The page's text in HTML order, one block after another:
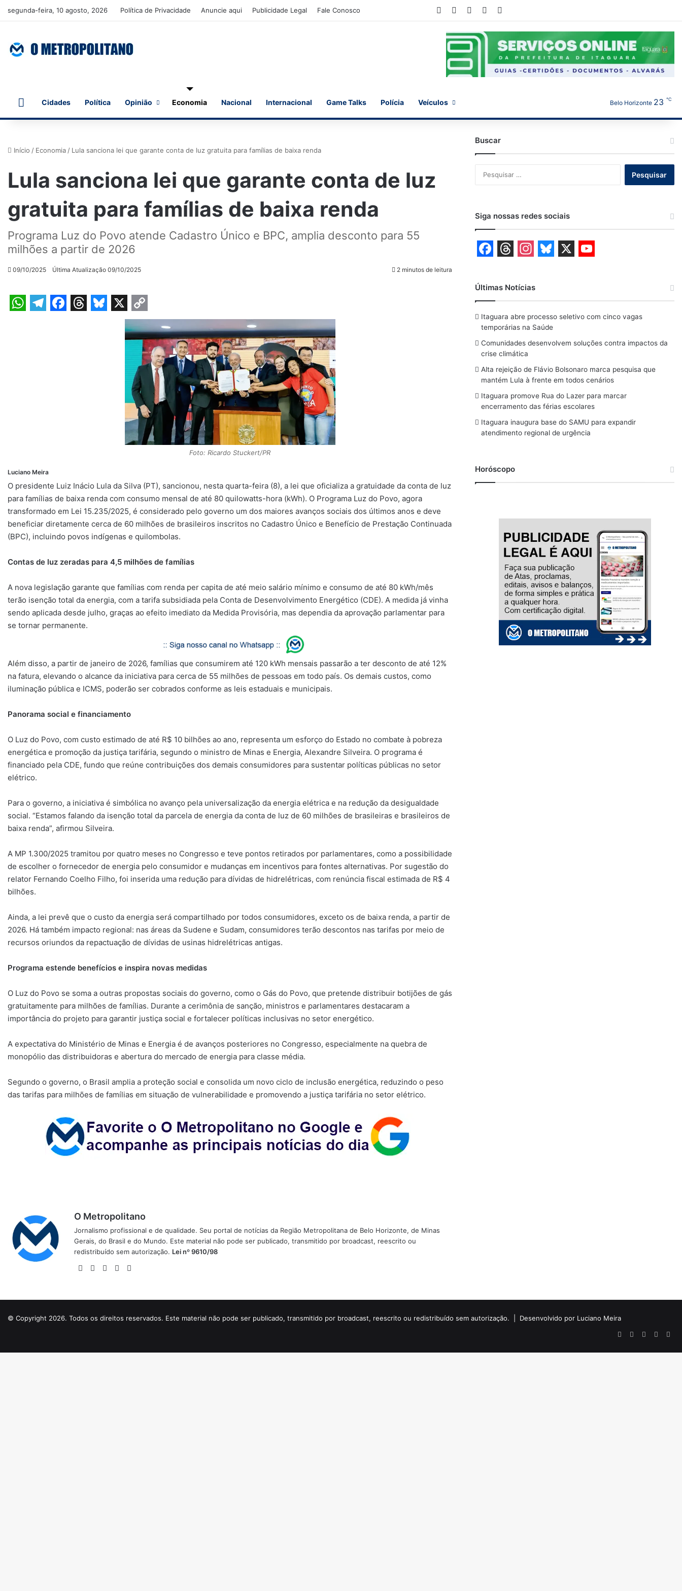
segunda-feira, 10 agosto, 2026 Política de Privacidade Anuncie aqui Publicidade Legal Fale Conosco Facebook YouTubeInstagram
InícioCidades Política Opinião Economia Nacional Internacional Game Talks Polícia Veículos Belo Horizonte 23 ℃
Início / Economia / Lula sanciona lei que garante conta de luz gratuita para famílias de baixa renda
Lula sanciona lei que garante conta de luz
gratuita para famílias de baixa renda
Programa Luz do Povo atende Cadastro Único e BPC, amplia desconto para 55
milhões a partir de 2026
09/10/2025 Última Atualização 09/10/2025 2 minutos de leitura
C
o
y
L
i
n
k
Foto: Ricardo Stuckert/PR
Luciano Meira
O presidente Luiz Inácio Lula da Silva (PT), sancionou, nesta quarta-feira (8), a lei que oficializa a gratuidade da conta de luz
para famílias de baixa renda com consumo mensal de até 80 quilowatts-hora (kWh). O Programa Luz do Povo, agora
transformado em Lei 15.235/2025, é considerado pelo governo um dos maiores avanços sociais dos últimos anos e deve
beneficiar diretamente cerca de 60 milhões de brasileiros inscritos no Cadastro Único e Benefício de Prestação Continuada
(BPC), incluindo povos indígenas e quilombolas.
Contas de luz zeradas para 4,5 milhões de famílias
A nova legislação garante que famílias com renda per capita de até meio salário mínimo e consumo de até 80 kWh/mês
terão isenção total da energia, com a tarifa subsidiada pela Conta de Desenvolvimento Energético (CDE). A medida já vinha
sendo aplicada desde julho, graças ao efeito imediato da Medida Provisória, mas dependia da aprovação parlamentar para
se tornar permanente.
Além disso, a partir de janeiro de 2026, famílias que consumirem até 120 kWh mensais passarão a ter desconto de até 12%
na fatura, elevando o alcance da iniciativa para cerca de 55 milhões de pessoas em todo país. Os demais custos, como
iluminação pública e ICMS, poderão ser cobrados conforme as leis estaduais e municipais.
Panorama social e financiamento
O Luz do Povo, com custo estimado de até R$ 10 bilhões ao ano, representa um esforço do Estado no combate à pobreza
energética e promoção da justiça tarifária, segundo o ministro de Minas e Energia, Alexandre Silveira. O programa é
financiado pela CDE, fundo que reúne contribuições dos demais consumidores para sustentar políticas públicas no setor
elétrico.
Para o governo, a iniciativa é simbólica no avanço pela universalização da energia elétrica e na redução da desigualdade
social. “Estamos falando da isenção total da parcela de energia da conta de luz de 60 milhões de brasileiras e brasileiros de
baixa renda”, afirmou Silveira.
A MP 1.300/2025 tramitou por quatro meses no Congresso e teve pontos retirados por parlamentares, como a possibilidade
de escolher o fornecedor de energia pelo consumidor e mudanças em incentivos para fontes alternativas. Por sugestão do
relator Fernando Coelho Filho, foi inserida uma redução para dívidas de hidrelétricas, com renúncia fiscal estimada de R$ 4
bilhões.
Ainda, a lei prevê que o custo da energia será compartilhado por todos consumidores, exceto os de baixa renda, a partir de
2026. Há também impacto regional: nas áreas da Sudene e Sudam, consumidores terão descontos nas tarifas por meio de
recursos oriundos da repactuação de dívidas de usinas hidrelétricas antigas.
Programa estende benefícios e inspira novas medidas
O Luz do Povo se soma a outras propostas sociais do governo, como o Gás do Povo, que pretende distribuir botijões de gás
gratuitamente para milhões de famílias. Durante a cerimônia de sanção, ministros e parlamentares destacaram a
importância do projeto para garantir justiça social e fortalecer políticas inclusivas no setor energético.
A expectativa do Ministério de Minas e Energia é de avanços posteriores no Congresso, especialmente na quebra de
monopólio das distribuidoras e abertura do mercado de energia para classe média.
Segundo o governo, o Brasil amplia a proteção social e consolida um novo ciclo de inclusão energética, reduzindo o peso
das tarifas para milhões de famílias em situação de vulnerabilidade e promovendo a justiça tarifária no setor elétrico.
O Metropolitano
Jornalismo profissional e de qualidade. Seu portal de notícias da Região Metropolitana de Belo Horizonte, de Minas
Gerais, do Brasil e do Mundo. Este material não pode ser publicado, transmitido por broadcast, reescrito ou
redistribuído sem autorização. Lei nº 9610/98
WebsiteFacebook
X YouTube
Buscar
por:
Siga nossas redes sociais
a
c
e
b
o
o
k
h
r
e
a
d
s
n
s
t
a
g
r
a
m
u
e
s
k
y
u
T
b
Últimas Notícias
Itaguara abre processo seletivo com cinco vagas
temporárias na Saúde
Comunidades desenvolvem soluções contra impactos da
crise climática
Alta rejeição de Flávio Bolsonaro marca pesquisa que
mantém Lula à frente em todos cenários
Itaguara promove Rua do Lazer para marcar
encerramento das férias escolares
Itaguara inaugura base do SAMU para expandir
atendimento regional de urgência
Horóscopo
© Copyright 2026. Todos os direitos reservados. Este material não pode ser publicado, transmitido por broadcast, reescrito ou redistribuído sem autorização. | Desenvolvido por Luciano Meira
FacebookYouTube